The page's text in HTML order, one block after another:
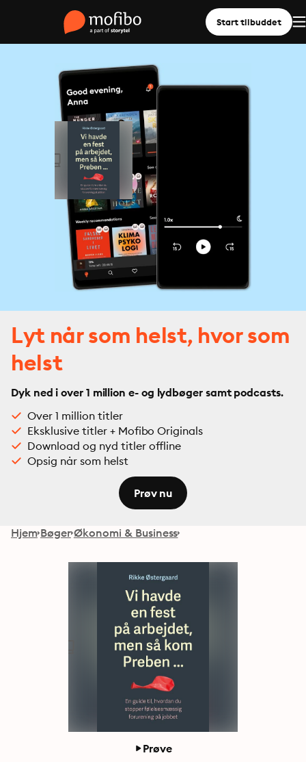
Start tilbuddet
Lyt når som helst, hvor som
helst
Dyk ned i over 1 million e- og lydbøger samt podcasts.
Over 1 million titler
Eksklusive titler + Mofibo Originals
Download og nyd titler offline
Opsig når som helst
Prøv nu
Hjem Bøger Økonomi & Business
Prøve